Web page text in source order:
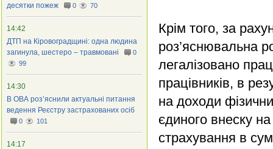
Крім того, за
роз’яснювальна
легалізовано
працівників, в
на доходи
єдиного внеску
страхування в
десятки пожеж
0 70
14:42
ДТП на Кіровоградщині: одна людина
загинула, шестеро – травмовані
0
99
14:30
В ОВА роз’яснили актуальні питання
ведення Реєстру застрахованих осіб
0 101
14:17